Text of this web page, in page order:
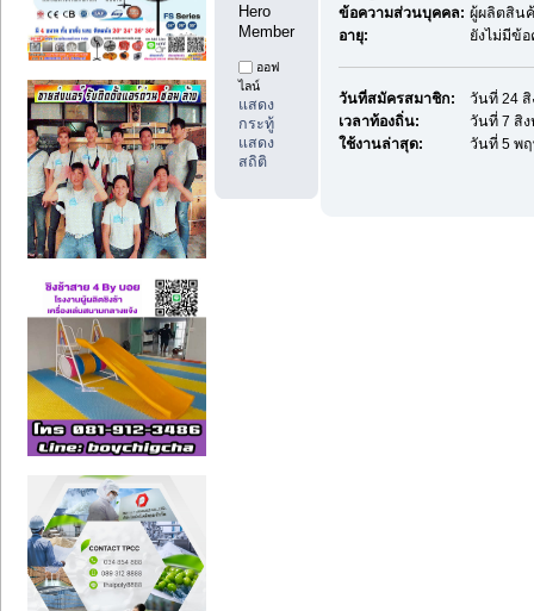
Hero
Member
ออฟ
ไลน์
แสดง
กระทู้
แสดง
สถิติ
ข้อความส่วนบุคคล: ผู้ผลิตสิน
อายุ:
ยังไม่มีข้
วันที่สมัครสมาชิก:
วันที่ 24 สิ
เวลาท้องถิ่น:
วันที่ 7 สิง
ใช้งานล่าสุด:
วันที่ 5 พ